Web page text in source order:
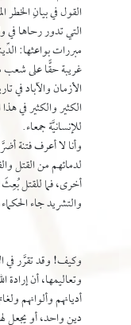
القول في بيانِ
التي تدور رحاها في
مبررات بواعثها:
غريبة حقًّا على
الأزمان والآباد في
الكثير والكثير في
للإنسانيَّة جمعاء.
وأنا لا أعرف فتنة
لدمائهم من القتل
أخرى، فما للقتل
والتشريد جاء
وكيف! وقد تقرَّر في
وتعاليمها، أن إرادة
أديانهم وألوانهم
دين واحد، أو يجعل